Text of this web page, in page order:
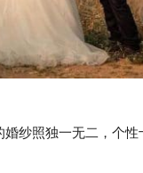
纱照独一无二，个性